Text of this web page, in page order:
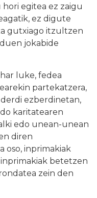
egitea ez zaigu
ez digute
gutxiago itzultzen
jokabide
luke, fedea
partekatzera,
ezberdinetan,
karitatearen
edo unean-unean
diren
oso, inprimakiak
betetzen
zein den